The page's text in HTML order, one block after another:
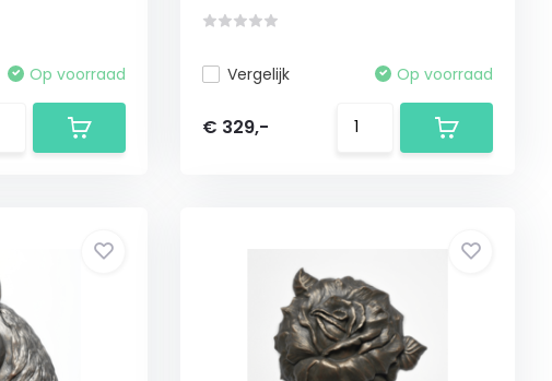
Op voorraad Vergelijk Op voorraad
€ 329,-